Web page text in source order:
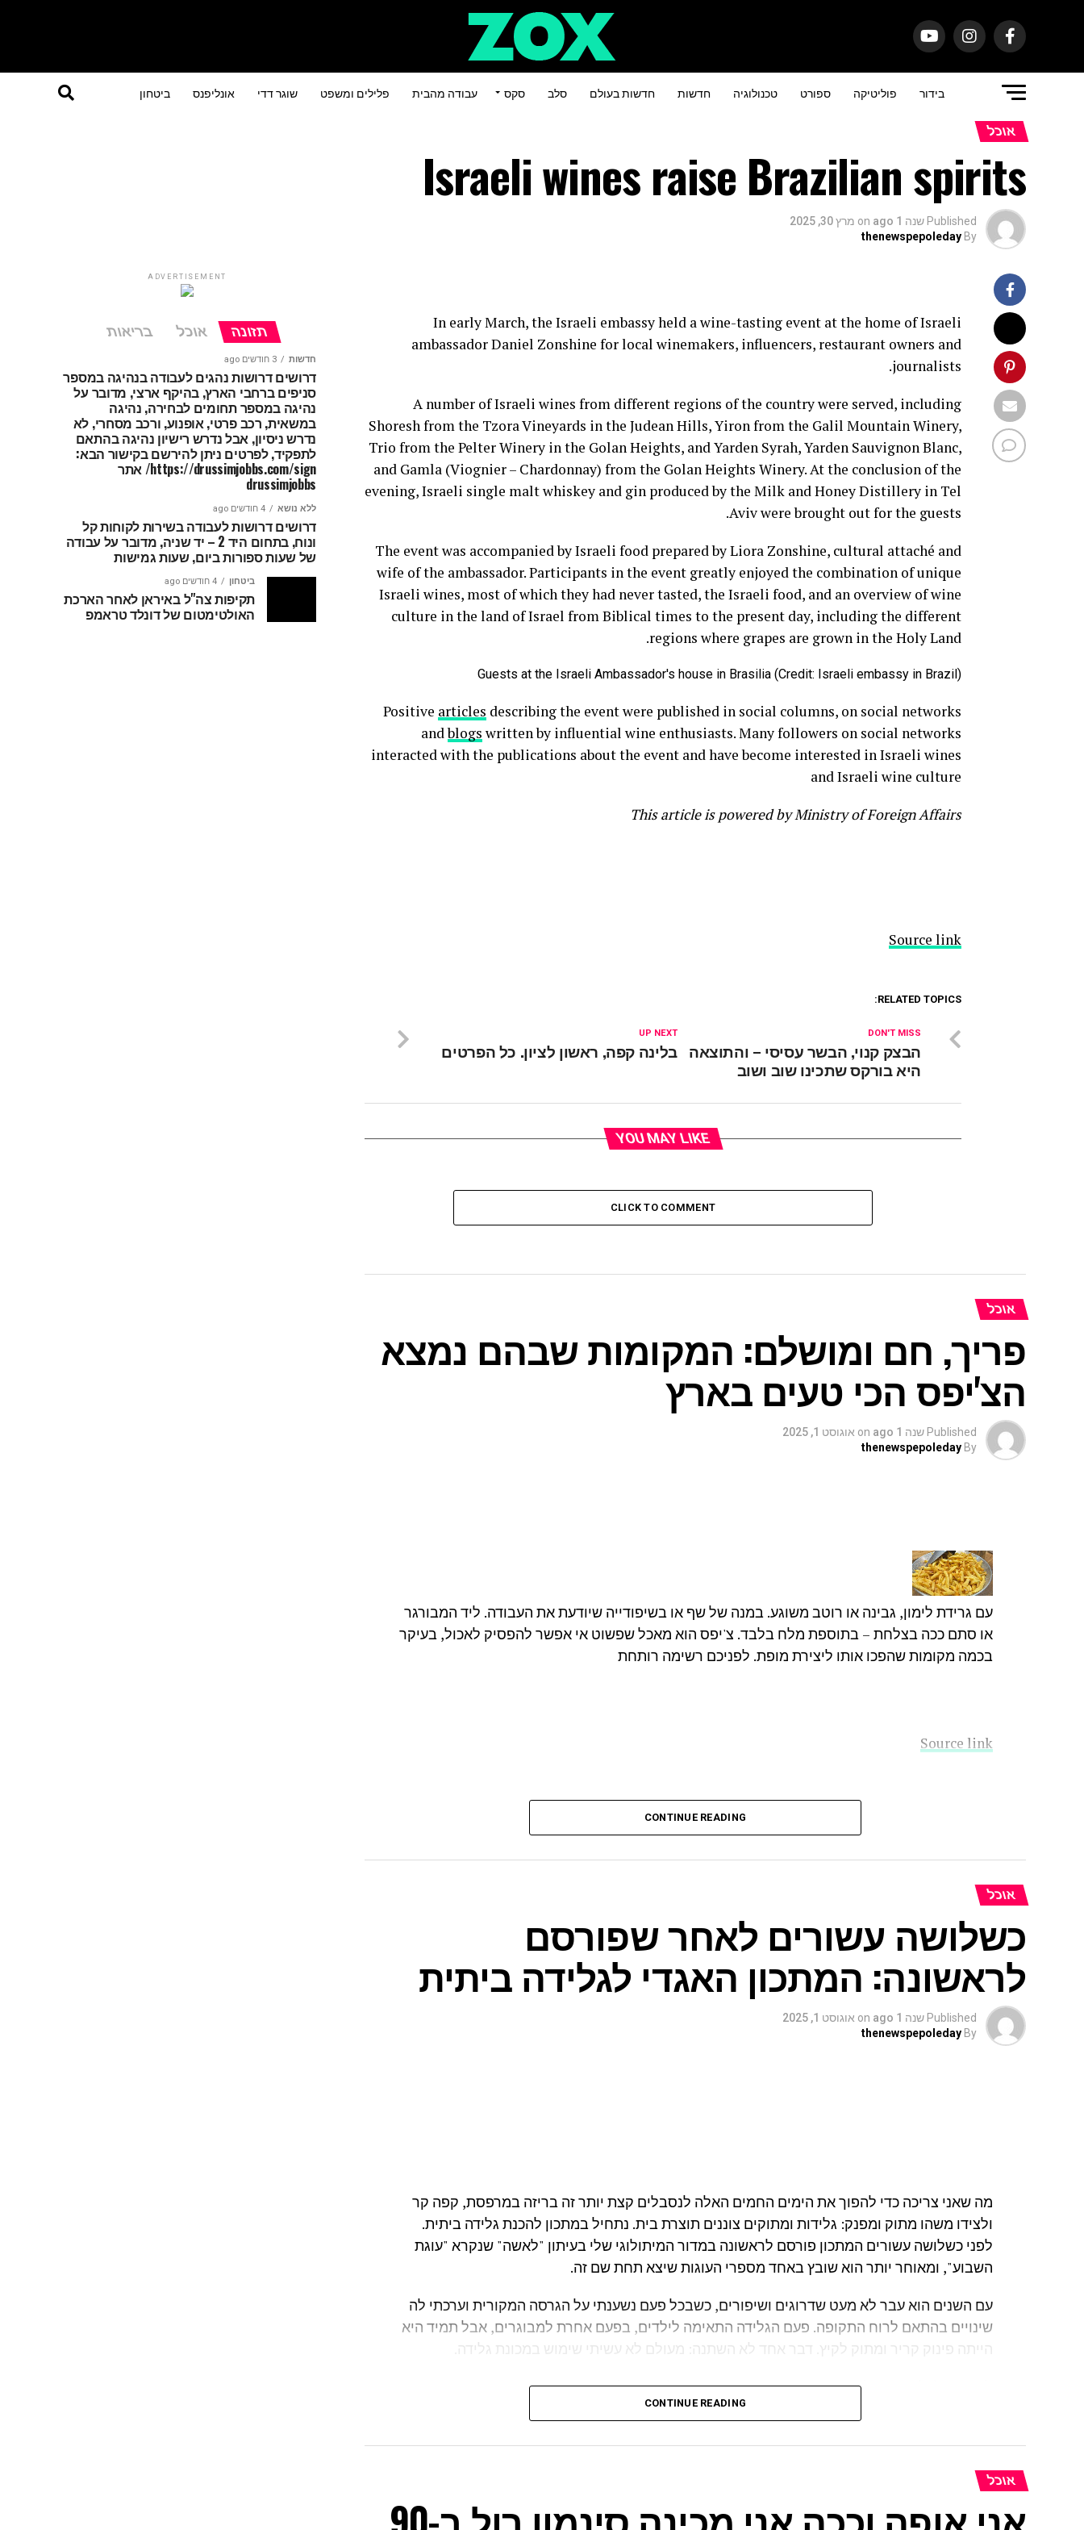
בידור פוליטיקה ספורט טכנולוגיה חדשות חדשות בעולם סלב סקס עבודה מהבית פלילים ומשפט שוגר דדי אונליפנס ביטחון
אוכל
Israeli wines raise Brazilian spirits
Published שנה 1 ago on מרץ 30, 2025
By
thenewspepoleday
In early March, the Israeli embassy held a wine-tasting event at the home of Israeli
ambassador Daniel Zonshine for local winemakers, influencers, restaurant owners and
journalists.
A number of Israeli wines from different regions of the country were served, including
Shoresh from the Tzora Vineyards in the Judean Hills, Yiron from the Galil Mountain Winery,
Trio from the Pelter Winery in the Golan Heights, and Yarden Syrah, Yarden Sauvignon Blanc,
and Gamla (Viognier – Chardonnay) from the Golan Heights Winery. At the conclusion of the
evening, Israeli single malt whiskey and gin produced by the Milk and Honey Distillery in Tel
Aviv were brought out for the guests.
The event was accompanied by Israeli food prepared by Liora Zonshine, cultural attaché and
wife of the ambassador. Participants in the event greatly enjoyed the combination of unique
Israeli wines, most of which they had never tasted, the Israeli food, and an overview of wine
culture in the land of Israel from Biblical times to the present day, including the different
regions where grapes are grown in the Holy Land.
Guests at the Israeli Ambassador's house in Brasilia (Credit: Israeli embassy in Brazil)
Positive articles describing the event were published in social columns, on social networks
andblogs written by influential wine enthusiasts. Many followers on social networks
interacted with the publications about the event and have become interested in Israeli wines
and Israeli wine culture
This article is powered by Ministry of Foreign Affairs
Source link
RELATED TOPICS:
UP NEXT
בלינה קפה, ראשון לציון. כל הפרטים
DON'T MISS
הבצק קנוי, הבשר עסיסי – והתוצאה
היא בורקס שתכינו שוב ושוב
YOU MAY LIKE
CLICK TO COMMENT
אוכל
פריך, חם ומושלם: המקומות שבהם נמצא
הצ'יפס הכי טעים בארץ
Published שנה 1 ago on אוגוסט 1, 2025
By
thenewspepoleday
עם גרידת לימון, גבינה או רוטב משוגע. במנה של שף או בשיפודייה שיודעת את העבודה. ליד המבורגר
או סתם ככה בצלחת – בתוספת מלח בלבד. צ'יפס הוא מאכל שפשוט אי אפשר להפסיק לאכול, בעיקר
בכמה מקומות שהפכו אותו ליצירת מופת. לפניכם רשימה רותחת
Source link
CONTINUE READING
אוכל
כשלושה עשורים לאחר שפורסם
לראשונה: המתכון האגדי לגלידה ביתית
Published שנה 1 ago on אוגוסט 1, 2025
By
thenewspepoleday
מה שאני צריכה כדי להפוך את הימים החמים האלה לנסבלים קצת יותר זה בריזה במרפסת, קפה קר
ולצידו משהו מתוק ומפנק: גלידות ומתוקים צוננים תוצרת בית. נתחיל במתכון להכנת גלידה ביתית.
לפני כשלושה עשורים המתכון פורסם לראשונה במדור המיתולוגי שלי בעיתון "לאשה" שנקרא "עוגת
השבוע", ומאוחר יותר הוא שובץ באחד מספרי העוגות שיצא תחת שם זה.
עם השנים הוא עבר לא מעט שדרוגים ושיפורים, כשבכל פעם נשענתי על הגרסה המקורית וערכתי לה
שינויים בהתאם לרוח התקופה. פעם הגלידה התאימה לילדים, בפעם אחרת למבוגרים, אבל תמיד היא
הייתה פינוק קריר ומתוק לקיץ. דבר אחד לא השתנה: מעולם לא עשיתי שימוש במכונת גלידה.
לא נעים לי לומר, אבל עד היום איני משתמשת במכונה להכנת גלידה. נכון, אני עוסקת בתחום
הקולינריה וידועה כחובבת גאדג'טים למטבח, אבל לא מצאתי לנכון לרכוש מכונה כזו, גם לא את
גרסה מהירת הכנה, הכי טובה שאפשר. גם אם במטבח שלכם לא מככבת מכונת גלידה, עדיין תוכלו
להכין את גלידת שוקולד האגוזים המובאת כאן.
למתכונים נוספים היכנסו לאתר הקולינרי של פסקל פרץ-רובין
CONTINUE READING
אוכל
ADVERTISEMENT
תזונה אוכל בריאות
חדשות 3 חודשים ago
דרושים דרושות נהגים לעבודה בנהיגה במספר
סניפים ברחבי הארץ, בהיקף ארצי, מדובר על
נהיגה במספר תחומים לבחירה, נהיגה
במשאית, רכב פרטי, אופנוע, ורכב מסחרי, לא
נדרש ניסיון, אבל נדרש רישיון נהיגה בהתאם
לתפקיד, לפרטים ניתן להירשם בקישור הבא:
https://drussimjobbs.com/sign/ אתר
drussimjobbs
ללא נושא 4 חודשים ago
דרושים דרושות לעבודה בשירות לקוחות קל
ונוח, בתחום היד 2 – יד שניה, מדובר על עבודה
של שעות ספורות ביום, שעות גמישות
ביטחון 4 חודשים ago
תקיפות צה"ל באיראן לאחר הארכת
האולטימטום של דונלד טראמפ